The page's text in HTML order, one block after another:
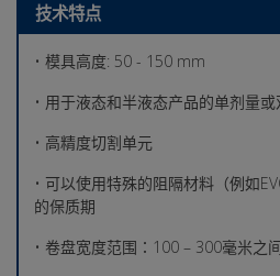
技术特点
• 模具高度: 50 - 150 mm
• 用于液态和半液态产品的单剂量
• 高精度切割单元
• 可以使用特殊的阻隔材料（例如
的保质期
• 卷盘宽度范围：100 – 300毫米之